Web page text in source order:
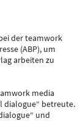
der teamwork
(ABP), um
arbeiten zu
media
dialogue“ betreute.
und